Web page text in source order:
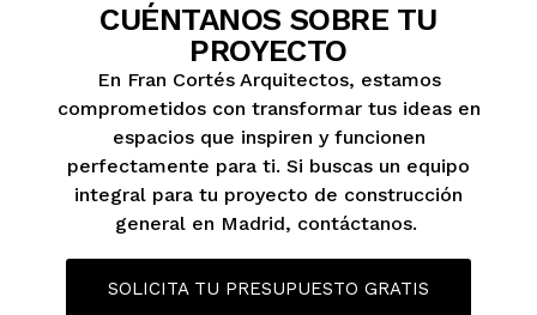
CUÉNTANOS SOBRE TU
PROYECTO
En Fran Cortés Arquitectos, estamos
comprometidos con transformar tus ideas en
espacios que inspiren y funcionen
perfectamente para ti. Si buscas un equipo
integral para tu proyecto de construcción
general en Madrid, contáctanos.
SOLICITA TU PRESUPUESTO GRATIS